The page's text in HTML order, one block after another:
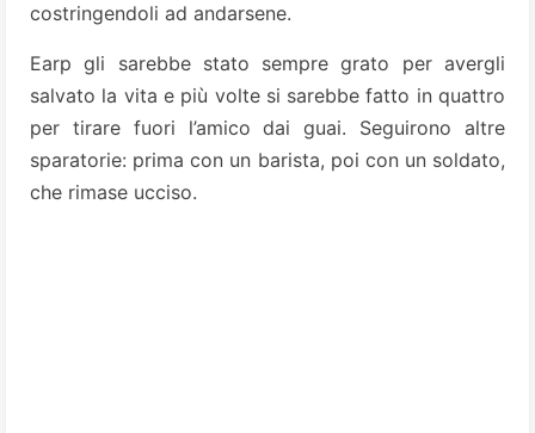
costringendoli ad andarsene.
Earp gli sarebbe stato sempre grato per avergli
salvato la vita e più volte si sarebbe fatto in quattro
per tirare fuori l’amico dai guai. Seguirono altre
sparatorie: prima con un barista, poi con un soldato,
che rimase ucciso.